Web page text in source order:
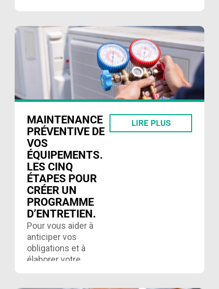
des occupants. Lire
MAINTENANCE
PRÉVENTIVE DE
VOS
ÉQUIPEMENTS.
LES CINQ
ÉTAPES POUR
CRÉER UN
PROGRAMME
D’ENTRETIEN.
Pour vous aider à
anticiper vos
obligations et à
élaborer votre
LIRE PLUS